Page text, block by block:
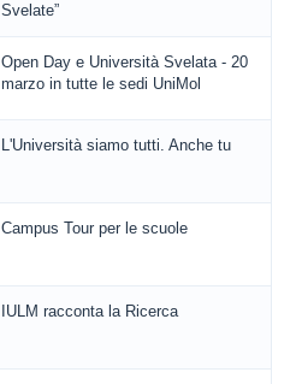
Svelate”
Open Day e Università Svelata - 20
marzo in tutte le sedi UniMol
L'Università siamo tutti. Anche tu
Campus Tour per le scuole
IULM racconta la Ricerca